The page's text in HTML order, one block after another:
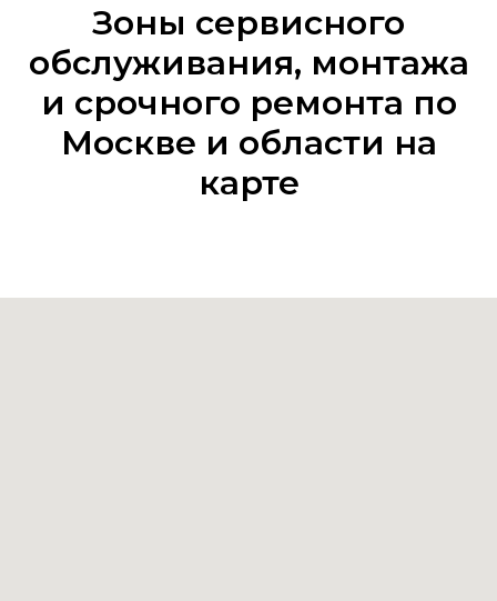
Зоны сервисного
обслуживания, монтажа
и срочного ремонта по
Москве и области на
карте